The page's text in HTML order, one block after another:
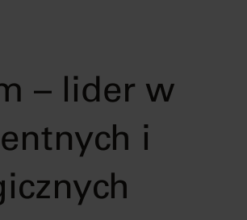
– lider w
i